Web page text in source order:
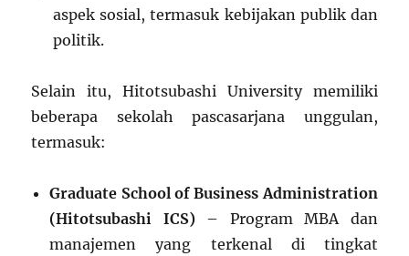
aspek sosial, termasuk kebijakan publik dan
politik.
Selain itu, Hitotsubashi University memiliki
beberapa sekolah pascasarjana unggulan,
termasuk:
Graduate School of Business Administration
(Hitotsubashi ICS)– Program MBA dan
manajemen yang terkenal di tingkat